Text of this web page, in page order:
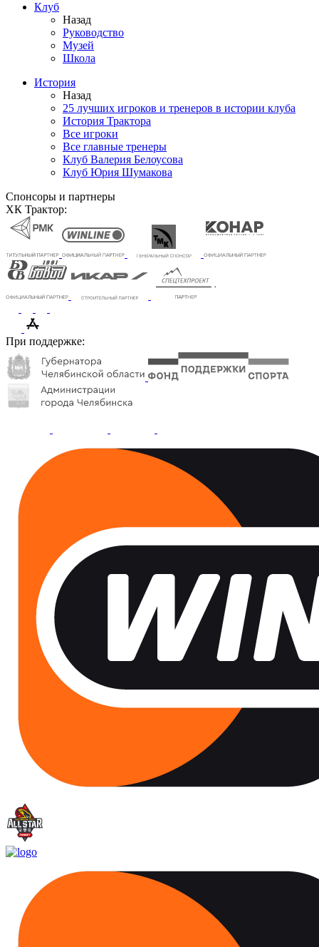
Клуб
Назад
Руководство
Музей
Школа
История
Назад
25 лучших игроков и тренеров в истории клуба
История Трактора
Все игроки
Все главные тренеры
Клуб Валерия Белоусова
Клуб Юрия Шумакова
Спонсоры и партнеры
ХК Трактор:
При поддержке: